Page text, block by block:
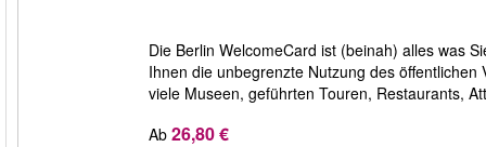
Die Berlin WelcomeCard ist (beinah) alles was
Ihnen die unbegrenzte Nutzung des
viele Museen, geführten Touren, Restaurants,
Ab 26,80 €